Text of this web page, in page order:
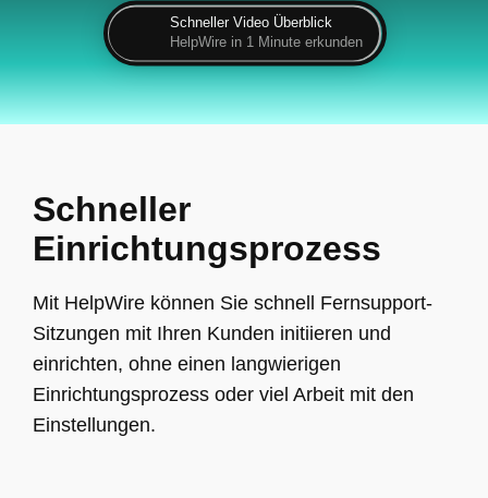
Schneller Video Überblick
HelpWire in 1 Minute erkunden
Schneller
Einrichtungsprozess
Mit HelpWire können Sie schnell Fernsupport-
Sitzungen mit Ihren Kunden initiieren und
einrichten, ohne einen langwierigen
Einrichtungsprozess oder viel Arbeit mit den
Einstellungen.